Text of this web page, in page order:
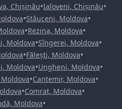
Chișinău•Ialoveni, Chișinău•
•Stăuceni, Moldova•
•Rezina, Moldova•
Moldova•Sîngerei, Moldova•
•Fălești, Moldova•
Moldova•Ungheni, Moldova•
•Cantemir, Moldova•
•Comrat, Moldova•
Moldova•